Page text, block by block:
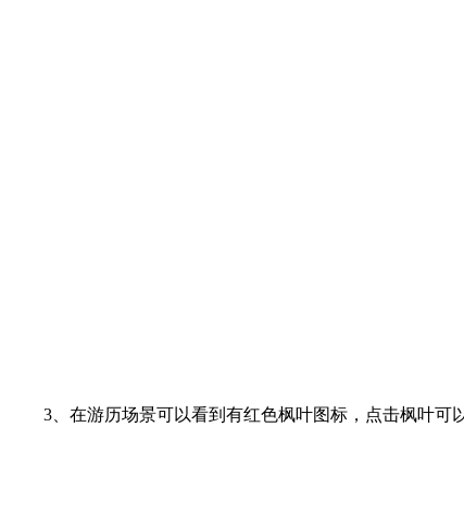
3、在游历场景可以看到有红色枫叶图标，点击枫叶可